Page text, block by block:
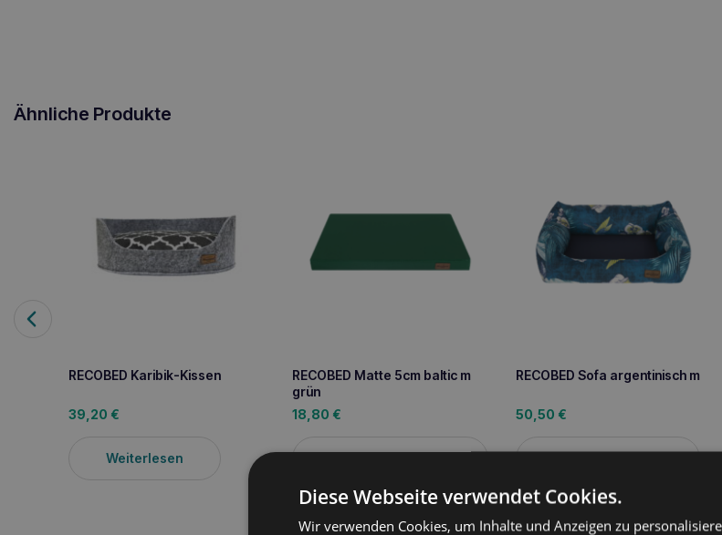
Ähnliche Produkte
RECOBED Karibik-Kissen
39,20 €
Weiterlesen
RECOBED Matte 5cm baltic m
grün
18,80 €
RECOBED Sofa argentinisch m
50,50 €
Diese Webseite verwendet Cookies.
Wir verwenden Cookies, um Inhalte und Anzeigen zu